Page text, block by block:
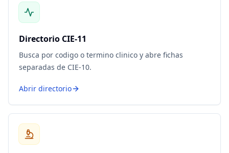
Directorio CIE-11
Busca por codigo o termino clinico y abre fichas
separadas de CIE-10.
Abrir directorio